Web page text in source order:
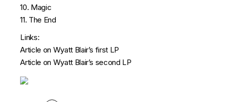
10. Magic
11. The End
Links:
Article on Wyatt Blair’s first LP
Article on Wyatt Blair’s second LP